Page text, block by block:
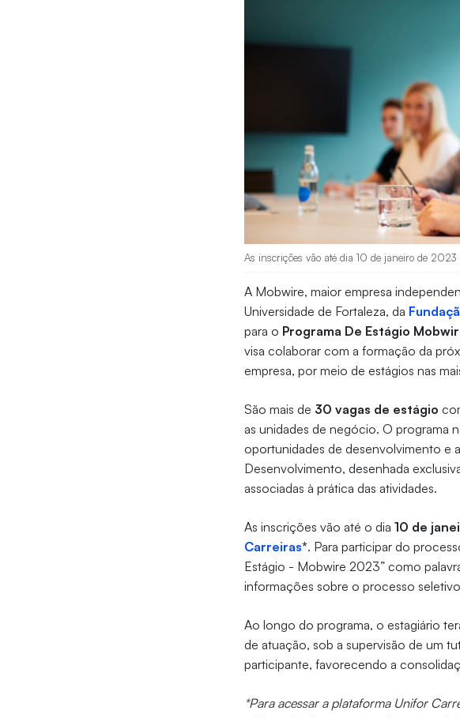
As inscrições vão até dia 10 de janeiro de
A Mobwire, maior empresa
Universidade de Fortaleza, da
para o Programa De Estágio
visa colaborar com a formação da
empresa, por meio de estágios nas
São mais de 30 vagas de estágio
as unidades de negócio. O programa
oportunidades de desenvolvimento e
Desenvolvimento, desenhada
associadas à prática das atividades.
As inscrições vão até o dia10 de
Carreiras*. Para participar do
Estágio - Mobwire 2023” como
informações sobre o processo
Ao longo do programa, o estagiário
de atuação, sob a supervisão de um
participante, favorecendo a
*Para acessar a plataforma Unifor